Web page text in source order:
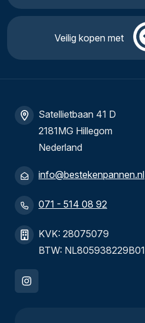
Veilig kopen met
Satellietbaan 41 D
2181MG Hillegom
Nederland
info@bestekenpannen.nl
071 - 514 08 92
KVK: 28075079
BTW: NL805938229B01